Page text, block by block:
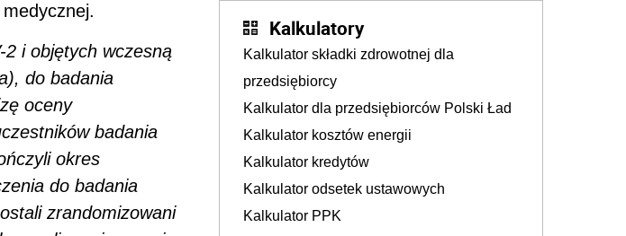
2 i objętych wczesną
do badania
oceny
badania
okres
do badania
zrandomizowani
Kalkulatory
Kalkulator składki zdrowotnej dla
przedsiębiorcy
Kalkulator dla przedsiębiorców Polski Ład
Kalkulator kosztów energii
Kalkulator kredytów
Kalkulator odsetek ustawowych
Kalkulator PPK